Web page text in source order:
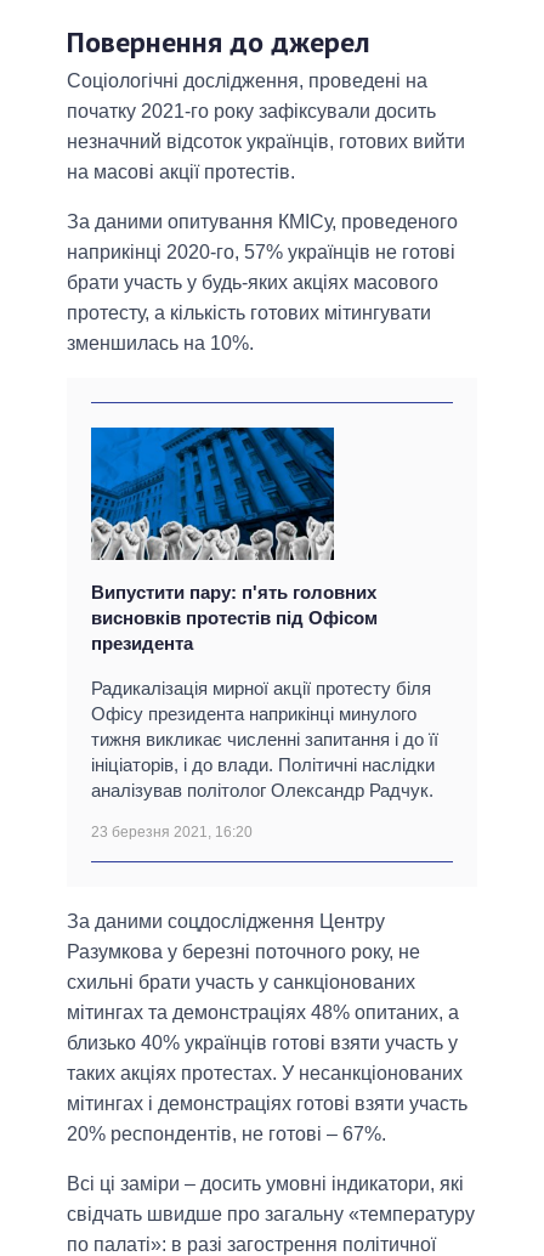
Повернення до джерел
Соціологічні дослідження, проведені на
початку 2021-го року зафіксували досить
незначний відсоток українців, готових вийти
на масові акції протестів.
За даними опитування КМІСу, проведеного
наприкінці 2020-го, 57% українців не готові
брати участь у будь-яких акціях масового
протесту, а кількість готових мітингувати
зменшилась на 10%.
Випустити пару: п'ять головних
висновків протестів під Офісом
президента
Радикалізація мирної акції протесту біля
Офісу президента наприкінці минулого
тижня викликає численні запитання і до її
ініціаторів, і до влади. Політичні наслідки
аналізував політолог Олександр Радчук.
23 березня 2021, 16:20
За даними соцдослідження Центру
Разумкова у березні поточного року, не
схильні брати участь у санкціонованих
мітингах та демонстраціях 48% опитаних, а
близько 40% українців готові взяти участь у
таких акціях протестах. У несанкціонованих
мітингах і демонстраціях готові взяти участь
20% респондентів, не готові ‒ 67%.
Всі ці заміри – досить умовні індикатори, які
свідчать швидше про загальну «температуру
по палаті»: в разі загострення політичної